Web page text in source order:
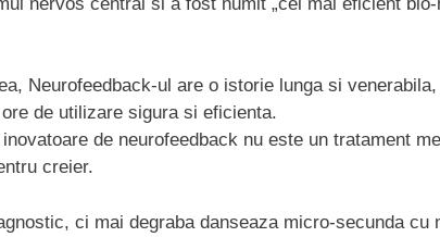
Neurofeedback-ul are o istorie lunga si
de utilizare sigura si eficienta.
de neurofeedback nu este un tratament
creier.
ci mai degraba danseaza micro-secunda cu